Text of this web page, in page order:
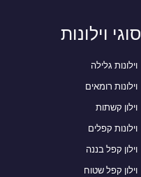
סוגי וילונות
וילונות גלילה
וילונות רומאים
וילון קשתות
וילונות קפלים
וילון קפל בננה
וילון קפל שטוח